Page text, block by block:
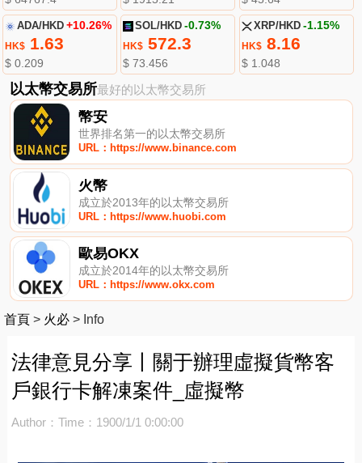
ADA/HKD +10.26%
HK$1.63
$ 0.209
SOL/HKD -0.73%
HK$ 572.3
$ 73.456
XRP/HKD -1.15%
HK$8.16
$ 1.048
以太幣交易所最好的以太幣交易所
幣安
世界排名第一的以太幣交易所
URL：https://www.binance.com
火幣
成立於2013年的以太幣交易所
URL：https://www.huobi.com
歐易OKX
成立於2014年的以太幣交易所
URL：https://www.okx.com
首頁 > 火必 > Info
法律意見分享丨關于辦理虛擬貨幣客
戶銀行卡解凍案件_虛擬幣
Author： Time：1900/1/1 0:00:00